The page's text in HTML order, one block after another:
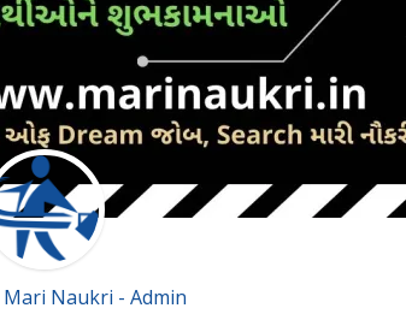
Mari Naukri - Admin